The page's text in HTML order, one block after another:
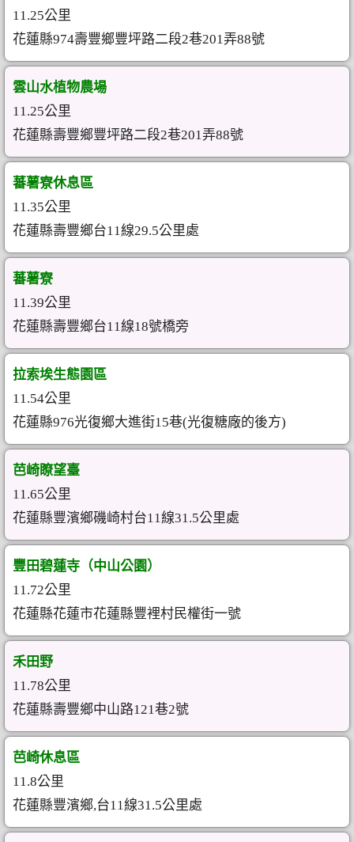
11.25公里
花蓮縣974壽豐鄉豐坪路二段2巷201弄88號
雲山水植物農場
11.25公里
花蓮縣壽豐鄉豐坪路二段2巷201弄88號
蕃薯寮休息區
11.35公里
花蓮縣壽豐鄉台11線29.5公里處
蕃薯寮
11.39公里
花蓮縣壽豐鄉台11線18號橋旁
拉索埃生態園區
11.54公里
花蓮縣976光復鄉大進街15巷(光復糖廠的後方)
芭崎瞭望臺
11.65公里
花蓮縣豐濱鄉磯崎村台11線31.5公里處
豐田碧蓮寺（中山公園）
11.72公里
花蓮縣花蓮市花蓮縣豐裡村民權街一號
禾田野
11.78公里
花蓮縣壽豐鄉中山路121巷2號
芭崎休息區
11.8公里
花蓮縣豐濱鄉,台11線31.5公里處